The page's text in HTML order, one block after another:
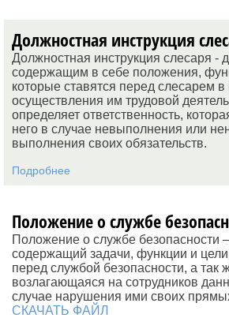
Должностная инструкция
Должностная инструкция слесаря -
содержащим в себе положения,
которые ставятся перед слесарем в
осуществления им трудовой
определяет ответственность,
него в случае невыполнения или
выполнения своих обязательств.
Подробнее
Положение о службе
Положение о службе безопасности
содержащий задачи, функции и
перед службой безопасности, а так
возлагающаяся на сотрудников
случае нарушения ими своих
СКАЧАТЬ ФАЙЛ